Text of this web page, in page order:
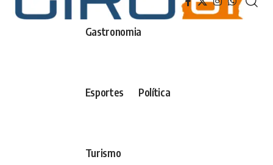
Gastronomia
Esportes Política
Turismo